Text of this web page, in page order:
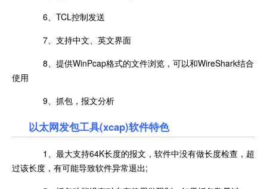
6、TCL控制发送
7、支持中文、英文界面
8、提供WinPcap格式的文件浏览，可以和WireShark结合
使用
9、抓包，报文分析
以太网发包工具(xcap)软件特色
1、最大支持64K长度的报文，软件中没有做长度检查，超
过该长度，有可能导致软件异常退出;